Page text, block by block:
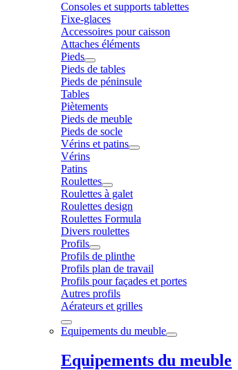
Consoles et supports tablettes
Fixe-glaces
Accessoires pour caisson
Attaches éléments
Pieds
Pieds de tables
Pieds de péninsule
Tables
Piètements
Pieds de meuble
Pieds de socle
Vérins et patins
Vérins
Patins
Roulettes
Roulettes à galet
Roulettes design
Roulettes Formula
Divers roulettes
Profils
Profils de plinthe
Profils plan de travail
Profils pour façades et portes
Autres profils
Aérateurs et grilles
Equipements du meuble
Equipements du meuble